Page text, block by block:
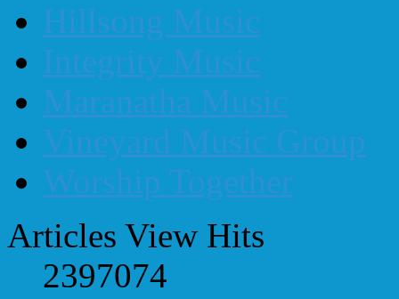
Hillsong Music
Integrity Music
Maranatha Music
Vineyard Music Group
Worship Together
Articles View Hits
2397074